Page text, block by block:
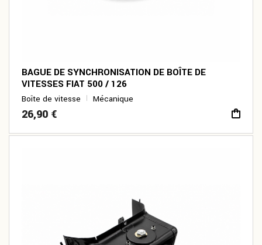
BAGUE DE SYNCHRONISATION DE BOÎTE DE
VITESSES FIAT 500 / 126
Boîte de vitesse Mécanique
26,90 €